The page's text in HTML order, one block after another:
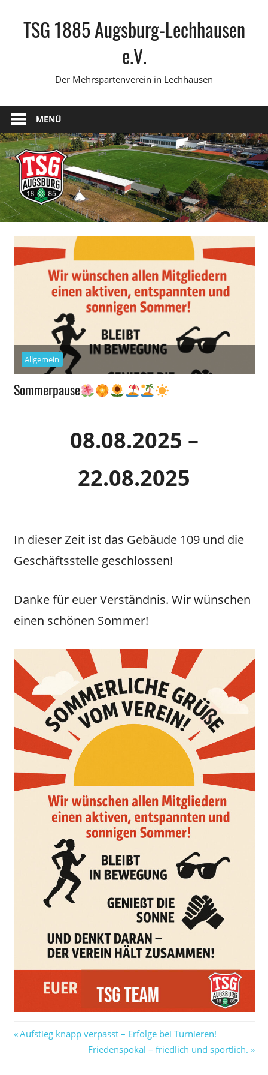
springenTSG 1885 Augsburg-Lechhausen
e.V.
Der Mehrspartenverein in Lechhausen
MENÜ
Allgemein
Sommerpause
08.08.2025 –
22.08.2025
In dieser Zeit ist das Gebäude 109 und die
Geschäftsstelle geschlossen!
Danke für euer Verständnis. Wir wünschen
einen schönen Sommer!
Beitragsnavigation
Vorheriger
Aufstieg knapp verpasst – Erfolge bei Turnieren!
Nächster
Friedenspokal – friedlich und sportlich.